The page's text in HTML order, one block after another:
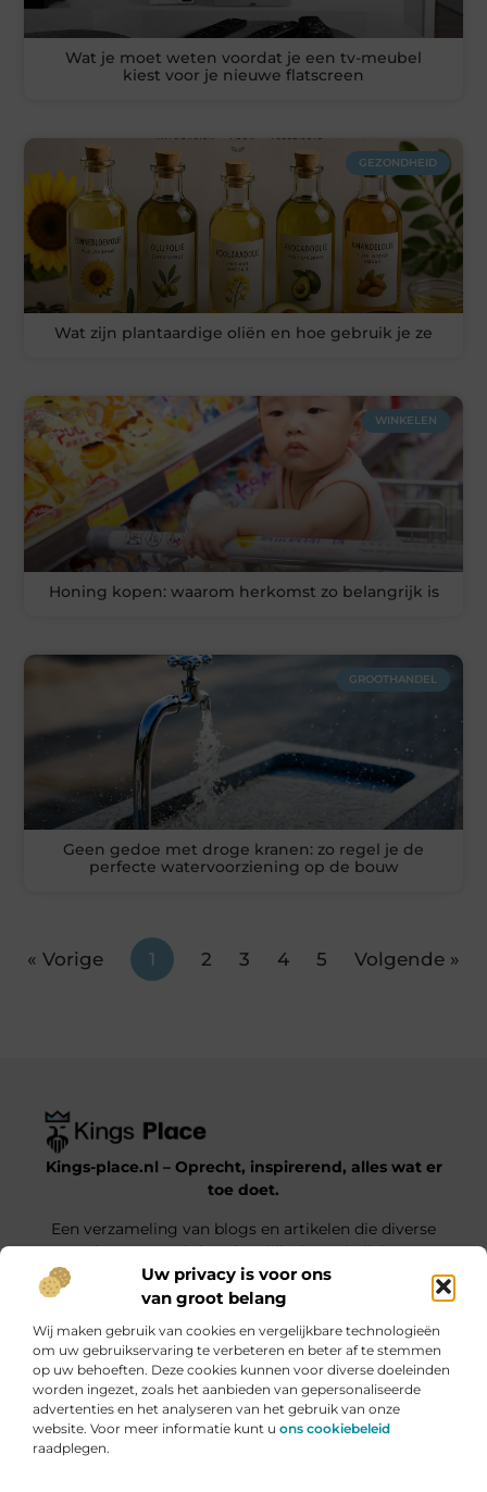
Uw privacy is voor ons
van groot belang
Wij maken gebruik van cookies en vergelijkbare technologieën
om uw gebruikservaring te verbeteren en beter af te stemmen
op uw behoeften. Deze cookies kunnen voor diverse doeleinden
worden ingezet, zoals het aanbieden van gepersonaliseerde
advertenties en het analyseren van het gebruik van onze
website. Voor meer informatie kunt u ons cookiebeleid
raadplegen.
Wat je moet weten voordat je een tv-meubel
kiest voor je nieuwe flatscreen
GEZONDHEID
Wat zijn plantaardige oliën en hoe gebruik je ze
WINKELEN
Honing kopen: waarom herkomst zo belangrijk is
GROOTHANDEL
Geen gedoe met droge kranen: zo regel je de
perfecte watervoorziening op de bouw
« Vorige 1 2 3 4 5 Volgende »
Kings-place.nl – Oprecht, inspirerend, alles wat er
toe doet.
Een verzameling van blogs en artikelen die diverse
onderwerpen uit het dagelijks leven belichten.
Onze informatie
Bericht categorie